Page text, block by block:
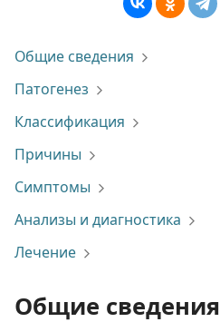
Общие сведения
Патогенез
Классификация
Причины
Симптомы
Анализы и диагностика
Лечение
Общие сведения